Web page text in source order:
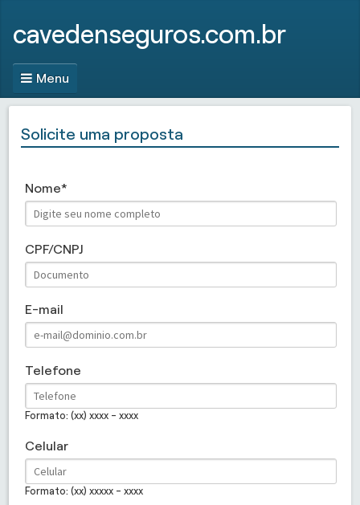
cavedenseguros.com.br
Menu
Solicite uma proposta
Nome
CPF/CNPJ
E-mail
Telefone
Formato: (xx) xxxx - xxxx
Celular
Formato: (xx) xxxxx - xxxx